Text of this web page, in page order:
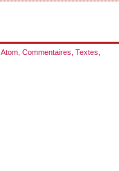
Atom Commentaires Textes